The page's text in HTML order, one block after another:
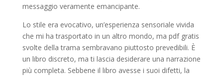
messaggio veramente emancipante.
Lo stile era evocativo, un’esperienza sensoriale vivida
che mi ha trasportato in un altro mondo, ma pdf gratis
svolte della trama sembravano piuttosto prevedibili. È
un libro discreto, ma ti lascia desiderare una narrazione
più completa. Sebbene il libro avesse i suoi difetti, la